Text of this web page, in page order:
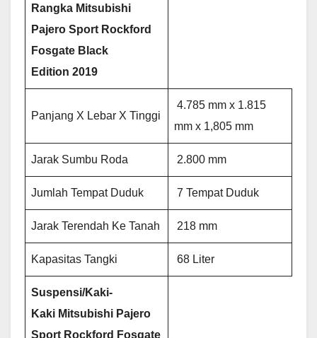
Rangka Mitsubishi
Pajero Sport Rockford
Fosgate Black
Edition 2019
Panjang X Lebar X Tinggi
4.785 mm x 1.815
mm x 1,805 mm
Jarak Sumbu Roda 2.800 mm
Jumlah Tempat Duduk 7 Tempat Duduk
Jarak Terendah Ke Tanah 218 mm
Kapasitas Tangki 68 Liter
Suspensi/Kaki-
Kaki Mitsubishi Pajero
Sport Rockford Fosgate